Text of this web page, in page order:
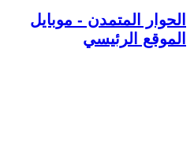
الحوار المتمدن - موبايل
الموقع الرئيسي